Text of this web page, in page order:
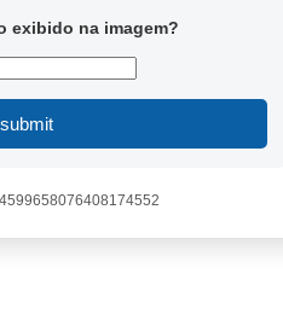
exibido na imagem?
submit